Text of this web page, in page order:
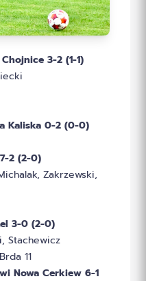
3-2 (1-1)
Kaliska 0-2 (0-0)
2 (2-0)
Zakrzewski,
3-0 (2-0)
Stachewicz
11
Nowa Cerkiew 6-1